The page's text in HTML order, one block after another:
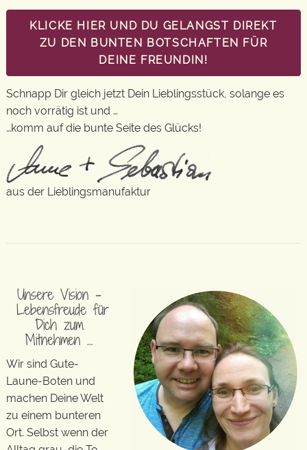
KLICKE HIER UND DU GELANGST DIREKT
ZU DEN BUNTEN BOTSCHAFTEN FÜR
DEINE FREUNDIN!
Schnapp Dir gleich jetzt Dein Lieblingsstück, solange es
noch vorrätig ist und …
…komm auf die bunte Seite des Glücks!
aus der Lieblingsmanufaktur
Unsere Vision –
Lebensfreude für
Dich zum
Mitnehmen …
Wir sind Gute-
Laune-Boten und
machen Deine Welt
zu einem bunteren
Ort. Selbst wenn der